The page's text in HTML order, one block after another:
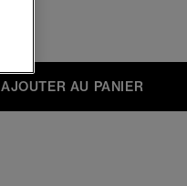
AJOUTER AU PANIER